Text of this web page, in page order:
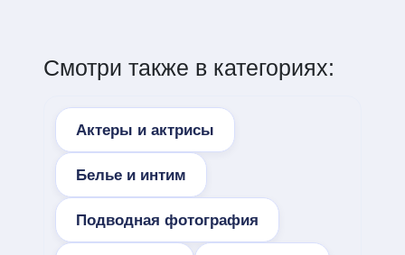
Смотри также в категориях:
Актеры и актрисы
Белье и интим
Подводная фотография